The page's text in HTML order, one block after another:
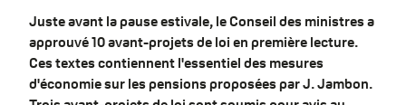
Juste avant la pause estivale, le Conseil des ministres a
approuvé 10 avant-projets de loi en première lecture.
Ces textes contiennent l'essentiel des mesures
d'économie sur les pensions proposées par J. Jambon.